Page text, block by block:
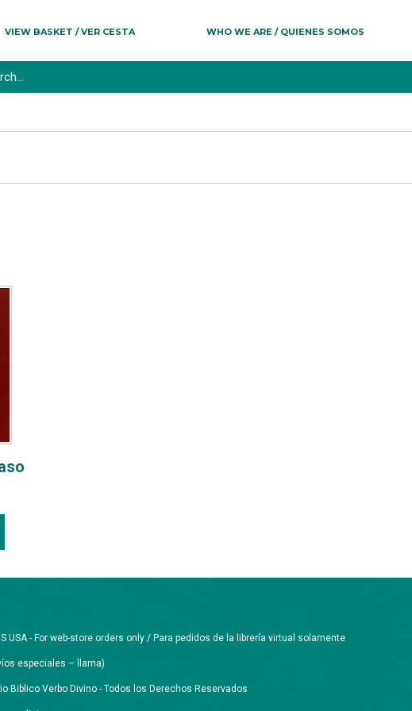
VIEW BASKET / VER CESTA WHO WE ARE / QUIENES SOMOS
USA - For web-store orders only / Para pedidos de la librería virtual solamente
especiales – llama)
Biblico Verbo Divino - Todos los Derechos Reservados